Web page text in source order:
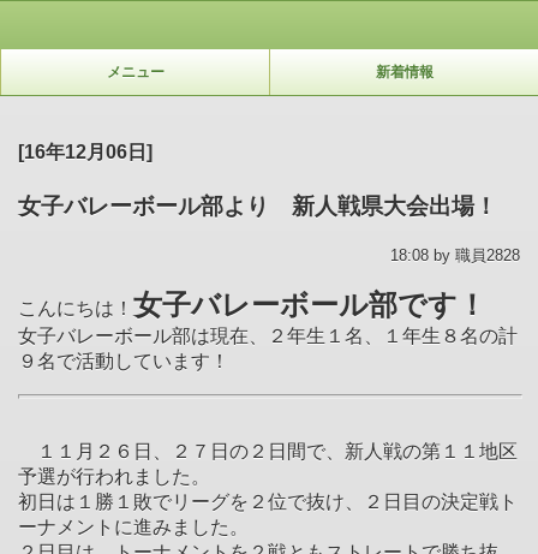
メニュー 新着情報
[16年12月06日]
女子バレーボール部より 新人戦県大会出場！
18:08 by 職員2828
こんにちは！ 女子バレーボール部です！
女子バレーボール部は現在、２年生１名、１年生８名の計
９名で活動しています！
１１月２６日、２７日の２日間で、新人戦の第１１地区
予選が行われました。
初日は１勝１敗でリーグを２位で抜け、２日目の決定戦ト
ーナメントに進みました。